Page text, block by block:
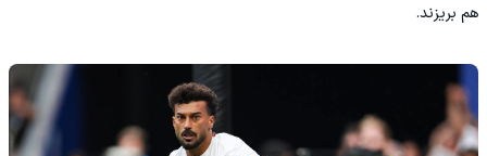
هم بریزند.